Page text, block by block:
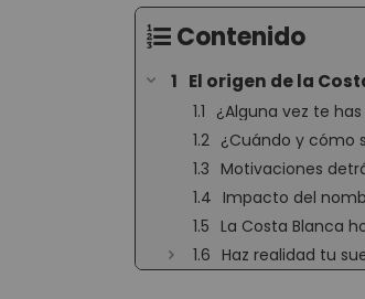
Contenido
El origen de la
¿Alguna vez te
¿Cuándo y cómo
Motivaciones
Impacto del
La Costa Blanca
Haz realidad tu